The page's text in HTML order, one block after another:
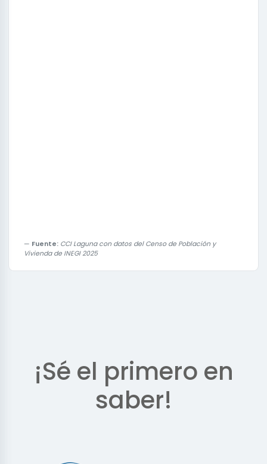
Fuente: CCI Laguna con datos del Censo de Población y
Vivienda de INEGI 2025
¡Sé el primero en
saber!